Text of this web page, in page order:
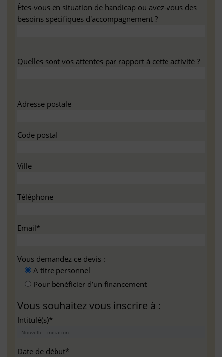
Êtes-vous en situation de handicap ou avez-vous des
besoins spécifiques d'accompagnement ?
Quelles sont vos attentes par rapport à cette activité ?
Adresse postale
Code postal
Ville
Téléphone
Email*
Vous demandez ce devis :
A titre personnel
Pour bénéficier d’un financement
Vous souhaitez vous inscrire à :
Intitulé(s)*
Date de début*